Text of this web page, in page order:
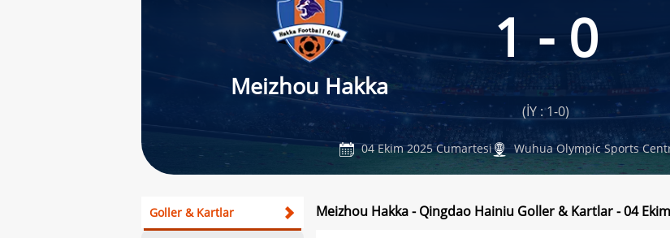
Meizhou Hakka
1 - 0
(İY : 1-0)
04 Ekim 2025 Cumartesi Wuhua Olympic Sports
Goller & Kartlar Meizhou Hakka - Qingdao Hainiu Goller & Kartlar - 04